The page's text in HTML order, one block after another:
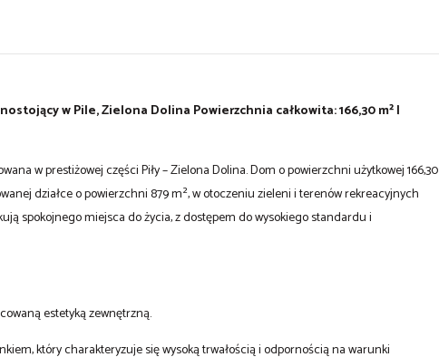
w Pile, Zielona Dolina Powierzchnia całkowita: 166,30 m² |
w prestiżowej części Piły – Zielona Dolina. Dom o powierzchni użytkowej 166,30
działce o powierzchni 879 m², w otoczeniu zieleni i terenów rekreacyjnych
spokojnego miejsca do życia, z dostępem do wysokiego standardu i
estetyką zewnętrzną.
który charakteryzuje się wysoką trwałością i odpornością na warunki